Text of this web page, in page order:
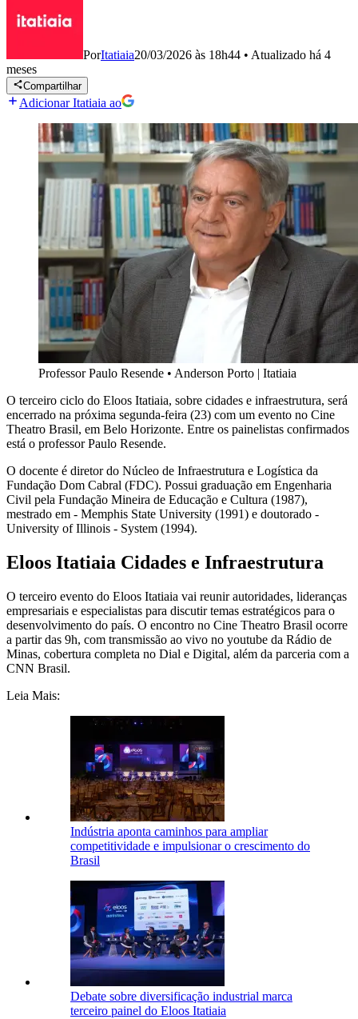
PorItatiaia20/03/2026 às 18h44 • Atualizado há 4
meses
Compartilhar
Adicionar Itatiaia ao
Professor Paulo Resende • Anderson Porto | Itatiaia
O terceiro ciclo do Eloos Itatiaia, sobre cidades e infraestrutura, será
encerrado na próxima segunda-feira (23) com um evento no Cine
Theatro Brasil, em Belo Horizonte. Entre os painelistas confirmados
está o professor Paulo Resende.
O docente é diretor do Núcleo de Infraestrutura e Logística da
Fundação Dom Cabral (FDC). Possui graduação em Engenharia
Civil pela Fundação Mineira de Educação e Cultura (1987),
mestrado em - Memphis State University (1991) e doutorado -
University of Illinois - System (1994).
Eloos Itatiaia Cidades e Infraestrutura
O terceiro evento do Eloos Itatiaia vai reunir autoridades, lideranças
empresariais e especialistas para discutir temas estratégicos para o
desenvolvimento do país. O encontro no Cine Theatro Brasil ocorre
a partir das 9h, com transmissão ao vivo no youtube da Rádio de
Minas, cobertura completa no Dial e Digital, além da parceria com a
CNN Brasil.
Leia Mais:
Indústria aponta caminhos para ampliar
competitividade e impulsionar o crescimento do
Brasil
Debate sobre diversificação industrial marca
terceiro painel do Eloos Itatiaia